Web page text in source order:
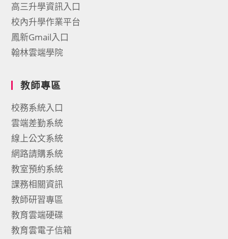
高三升學資訊入口
校內升學作業平台
鳳新Gmail入口
翰林雲端學院
教師專區
校務系統入口
雲端差勤系統
線上公文系統
網路請購系統
教室預約系統
課務相關資訊
教師研習專區
教育雲端硬碟
教育雲電子信箱